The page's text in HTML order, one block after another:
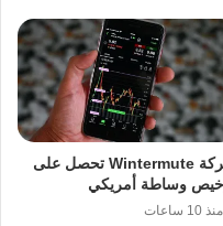
شركة Wintermute تحصل على
وساطة أمريكي
منذ 10 ساعات